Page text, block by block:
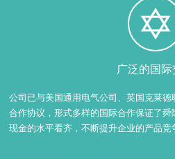
广泛的国际
公司已与美国通用电气公司、英国克莱
合作协议，形式多样的国际合作保证了
现金的水平看齐，不断提升企业的产品竞